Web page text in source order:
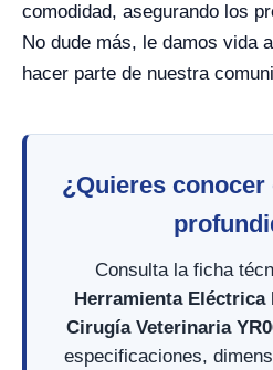
comodidad, asegurando los
No dude más, le damos vida
hacer parte de nuestra
¿Quieres conocer
Consulta la ficha
Herramienta
Cirugía Veterinaria
especificaciones,